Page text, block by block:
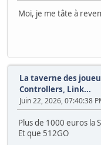
Moi, je me tâte à
La taverne des
Controllers, Link...
Juin 22, 2026, 07:40:38
Plus de 1000 euros la
Et que 512GO